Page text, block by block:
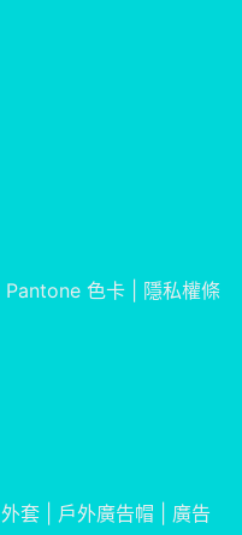
Pantone 色卡
隱私權條
外套 戶外廣告帽
廣告